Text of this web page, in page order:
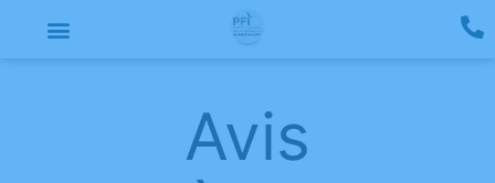
Avis